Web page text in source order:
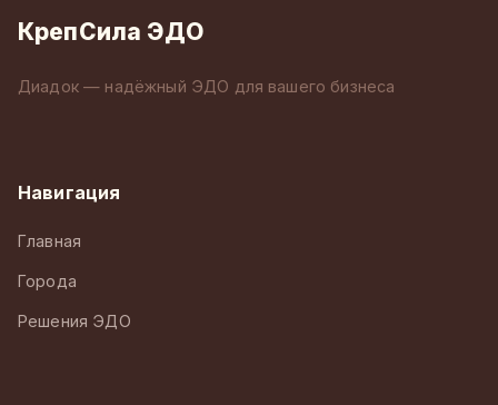
КрепСила ЭДО
Диадок — надёжный ЭДО для вашего бизнеса
Навигация
Главная
Города
Решения ЭДО